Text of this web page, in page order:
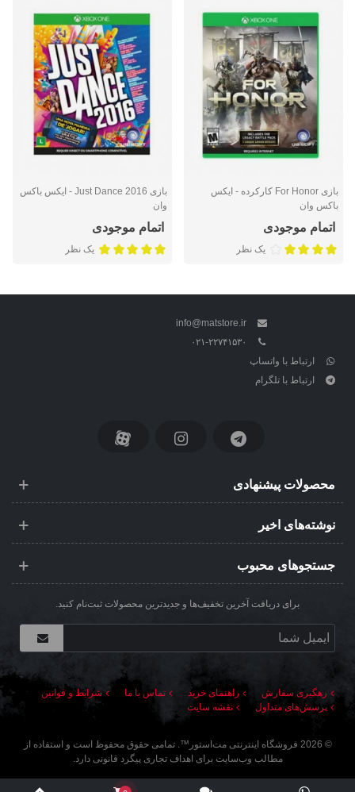
بازی For Honor کارکرده - ایکس
باکس وان
اتمام موجودی
یک نظر
بازی Just Dance 2016 - ایکس باکس
وان
اتمام موجودی
یک نظر
info@matstore.ir
۰۲۱-۲۲۷۴۱۵۳۰
ارتباط با واتساپ
ارتباط با تلگرام
محصولات پیشنهادی
نوشته‌های اخیر
جستجوهای محبوب
برای دریافت آخرین تخفیف‌ها و جدیدترین محصولات ثبت‌نام کنید.
رهگیری سفارش راهنمای خرید تماس با ما
شرایط و قوانین
پرسش‌های متداول
نقشه سایت
©
2026 فروشگاه اینترنتی مت‌استور ™. تمامی حقوق محفوظ است و استفاده از
مطالب وب‌سایت برای اهداف تجاری پیگرد قانونی دارد.